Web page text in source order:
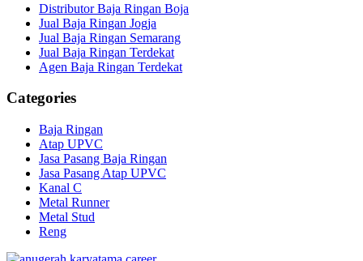
Distributor Baja Ringan Boja
Jual Baja Ringan Jogja
Jual Baja Ringan Semarang
Jual Baja Ringan Terdekat
Agen Baja Ringan Terdekat
Categories
Baja Ringan
Atap UPVC
Jasa Pasang Baja Ringan
Jasa Pasang Atap UPVC
Kanal C
Metal Runner
Metal Stud
Reng